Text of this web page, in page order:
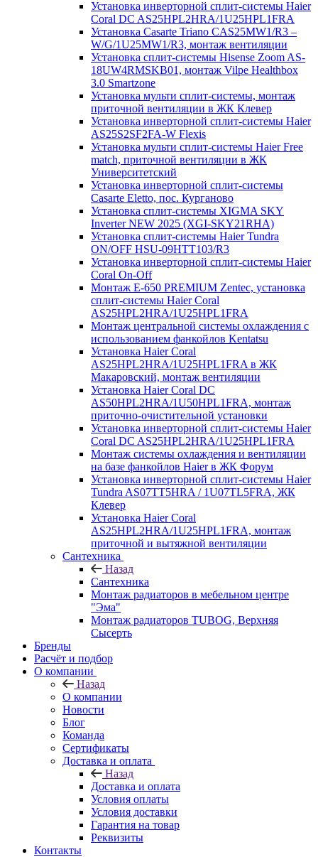
Установка инверторной сплит-системы Haier
Coral DC AS25HPL2HRA/1U25HPL1FRA
Установка Casarte Triano CAS25MW1/R3 –
W/G/1U25MW1/R3, монтаж вентиляции
Установка сплит-системы Hisense Zoom AS-
18UW4RMSKB01, монтаж Vilpe Healthbox
3.0 Smartzone
Установка мульти сплит-системы, монтаж
приточной вентиляции в ЖК Клевер
Установка инверторной сплит-системы Haier
AS25S2SF2FA-W Flexis
Установка мульти сплит-системы Haier Free
match, приточной вентиляции в ЖК
Университетский
Установка инверторной сплит-системы
Casarte Eletto, пос. Курганово
Установка сплит-системы XIGMA SKY
Inverter NEW 2025 (XGI-SKY21RHA)
Установка сплит-системы Haier Tundra
ON/OFF HSU-09HTT103/R3
Установка инверторной сплит-системы Haier
Coral On-Off
Монтаж E-650 PREMIUM Zentec, установка
сплит-системы Haier Coral
AS25HPL2HRA/1U25HPL1FRA
Монтаж центральной системы охлаждения с
использованием фанкойлов Kentatsu
Установка Haier Coral
AS25HPL2HRA/1U25HPL1FRA в ЖК
Макаровский, монтаж вентиляции
Установка Haier Coral DC
AS50HPL2HRA/1U50HPL1FRA, монтаж
приточно-очистительной установки
Установка инверторной сплит-системы Haier
Coral DC AS25HPL2HRA/1U25HPL1FRA
Монтаж системы охлаждения и вентиляции
на базе фанкойлов Haier в ЖК Форум
Установка инверторной сплит-системы Haier
Tundra AS07TT5HRA / 1U07TL5FRA, ЖК
Клевер
Установка Haier Coral
AS25HPL2HRA/1U25HPL1FRA, монтаж
приточной и вытяжной вентиляции
Сантехника
Назад
Сантехника
Монтаж радиаторов в мебельном центре
"Эма"
Монтаж радиаторов TUBOG, Верхняя
Сысерть
Бренды
Расчёт и подбор
О компании
Назад
О компании
Новости
Блог
Команда
Сертификаты
Доставка и оплата
Назад
Доставка и оплата
Условия оплаты
Условия доставки
Гарантия на товар
Реквизиты
Контакты